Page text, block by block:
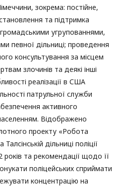
зокрема: постійне,
та підтримка
угрупованнями,
певної дільниці; проведення
консультування за місцем
злочинів та деякі інші
реалізації в США
патрульної служби
активного
Відображено
проекту «Робота
дільниці поліції
років та рекомендації щодо її
поліцейських сприймати
концентрацію на